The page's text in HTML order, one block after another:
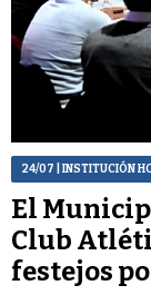
24/07 | INSTITUCIÓN
El
Club
festejos